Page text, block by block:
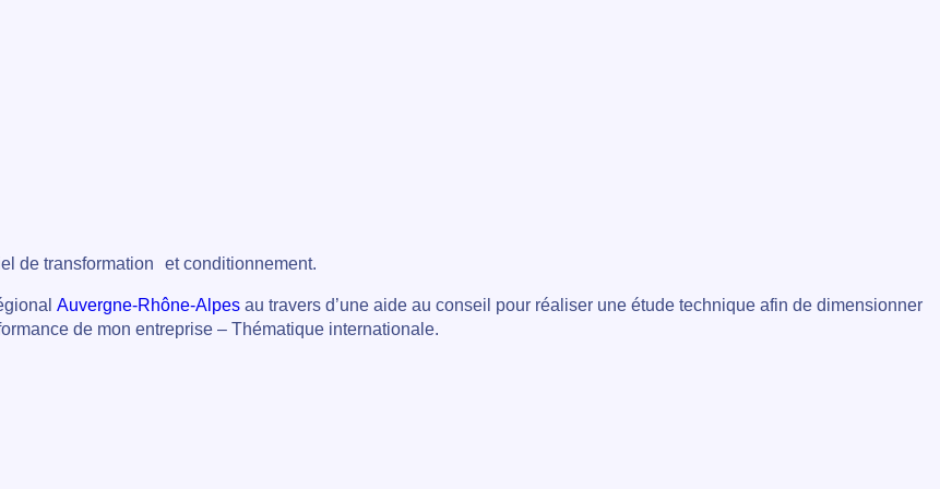
de transformation et conditionnement.
Auvergne-Rhône-Alpes au travers d’une aide au conseil pour réaliser une étude technique afin de dimensionner
de mon entreprise – Thématique internationale.